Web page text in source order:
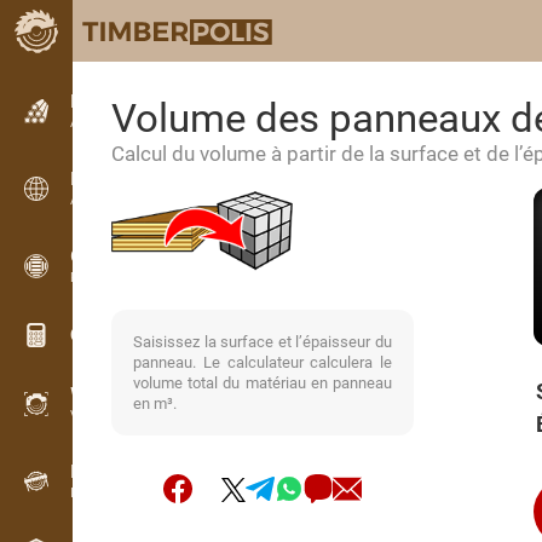
Petites annonces
Annonces texte
Petites annonces
Annonces internationales
OPTI-TIMB
Plans de débit
Calculateurs pour le bois
WoodProfi
Volume de bois avec IA
Enregistreur
Inventaire du bois sur le terrain
Volume des panneaux
Calcul du volume à partir de la surface et de
Saisissez la surface et l’épaisseur du
panneau. Le calculateur calculera le
volume total du matériau en panneau
en m³.